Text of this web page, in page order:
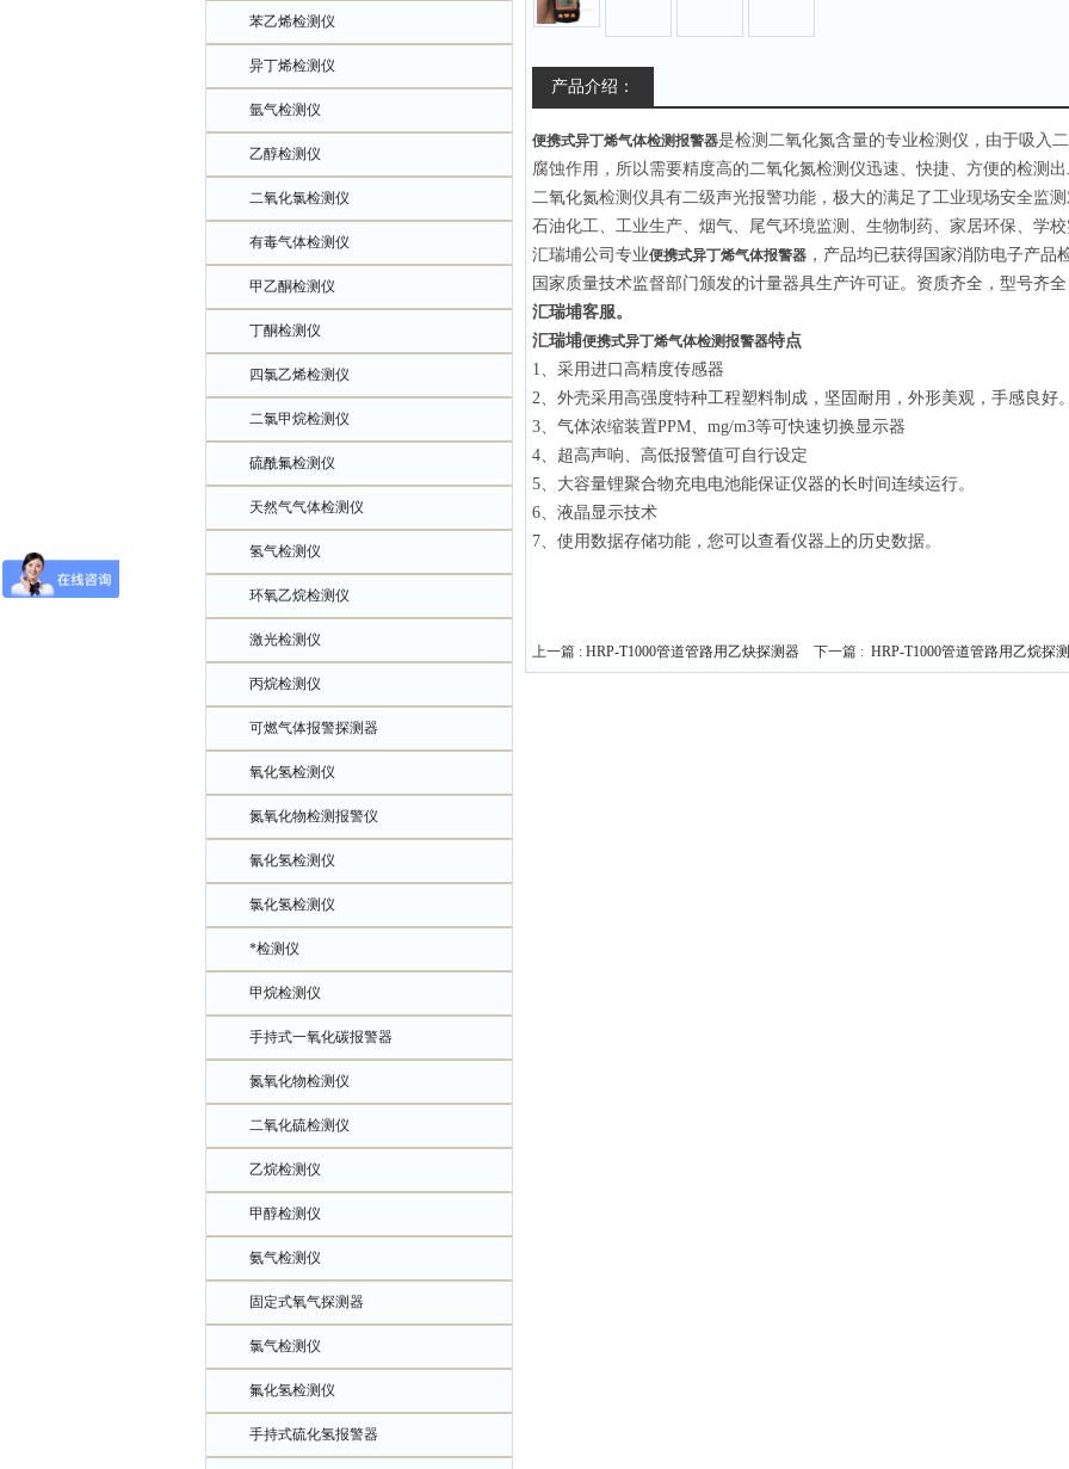
苯乙烯检测仪
异丁烯检测仪
氩气检测仪
乙醇检测仪
二氧化氯检测仪
有毒气体检测仪
甲乙酮检测仪
丁酮检测仪
四氯乙烯检测仪
二氯甲烷检测仪
硫酰氟检测仪
天然气气体检测仪
氢气检测仪
环氧乙烷检测仪
激光检测仪
丙烷检测仪
可燃气体报警探测器
氧化氢检测仪
氮氧化物检测报警仪
氰化氢检测仪
氯化氢检测仪
*检测仪
甲烷检测仪
手持式一氧化碳报警器
氮氧化物检测仪
二氧化硫检测仪
乙烷检测仪
甲醇检测仪
氨气检测仪
固定式氧气探测器
氯气检测仪
氟化氢检测仪
手持式硫化氢报警器
产品介绍：
便携式异丁烯气体检测报警器是检测二氧化氮含量的专业检测仪，由于吸入
腐蚀作用，所以需要精度高的二氧化氮检测仪迅速、快捷、方便的检测
二氧化氮检测仪具有二级声光报警功能，极大的满足了工业现场安全监
石油化工、工业生产、烟气、尾气环境监测、生物制药、家居环保、学
汇瑞埔公司专业便携式异丁烯气体报警器 ，产品均已获得国家消防电子产品
国家质量技术监督部门颁发的计量器具生产许可证。 资质齐全，型号齐
汇瑞埔客服。
汇瑞埔便携式异丁烯气体检测报警器特点
1、采用进口高精度传感器
2、外壳采用高强度特种工程塑料制成，坚固耐用，外形美观，手感良好
3、气体浓缩装置PPM、mg/m3等可快速切换显示器
4、超高声响、高低报警值可自行设定
5、大容量锂聚合物充电电池能保证仪器的长时间连续运行。
6、液晶显示技术
7、使用数据存储功能，您可以查看仪器上的历史数据。
上一篇 : HRP-T1000管道管路用乙炔探测器 下一篇 : HRP-T1000管道管路用乙烷探